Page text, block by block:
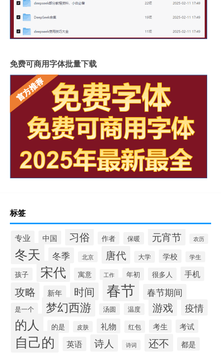
免费可商用字体批量下载
标签
专业 中国 习俗 作者 保暖 元宵节 农历
冬天 冬季 北京 唐代 大学 学校 学生
孩子 宋代 寓意 工作 年初 很多人 手机
攻略 新年 时间 春节 春节期间
是一个 梦幻西游 汤圆 温度 游戏 疫情
的人 的是 皮肤 礼物 红包 考生 考试
自己的 英语 诗人 诗词 还不 都是